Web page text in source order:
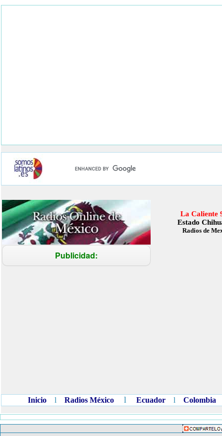
La Caliente
Estado
Radios de
Publicidad:
Inicio l Radios México l Ecuador l Colombia